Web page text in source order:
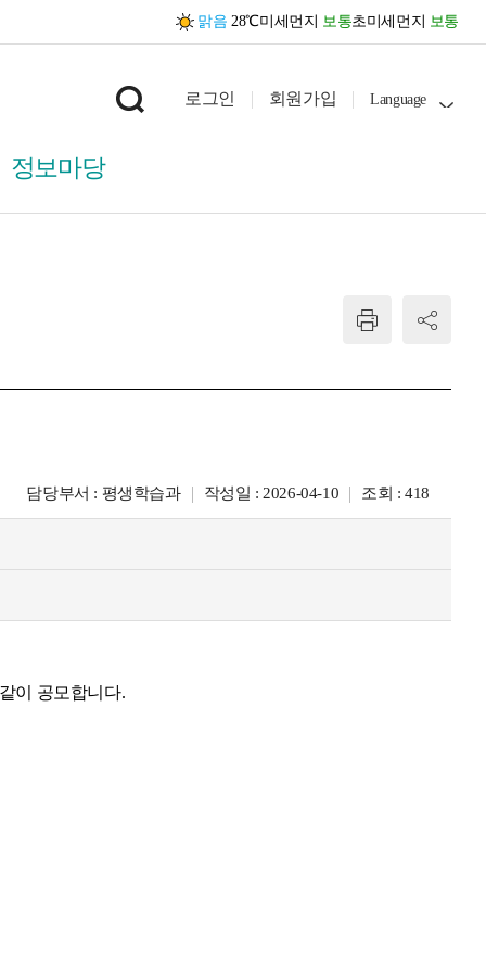
맑음 28℃미세먼지 보통초미세먼지 보통
정보마당
로그인 회원가입 Language
담당부서 : 평생학습과 작성일 : 2026-04-10 조회 : 418
이 공모합니다.